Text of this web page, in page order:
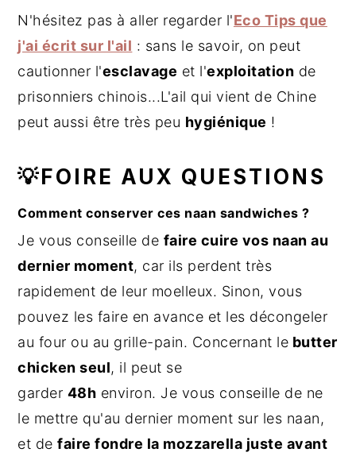
N'hésitez pas à aller regarder l'Eco Tips que
j'ai écrit sur l'ail : sans le savoir, on peut
cautionner l'esclavage et l'exploitation de
prisonniers chinois...L'ail qui vient de Chine
peut aussi être très peu hygiénique !
💡FOIRE AUX QUESTIONS
Comment conserver ces naan sandwiches ?
Je vous conseille de faire cuire vos naan au
dernier moment, car ils perdent très
rapidement de leur moelleux. Sinon, vous
pouvez les faire en avance et les décongeler
au four ou au grille-pain. Concernant le butter
chicken seul, il peut se
garder 48h environ. Je vous conseille de ne
le mettre qu'au dernier moment sur les naan,
et defaire fondre la mozzarella juste avant